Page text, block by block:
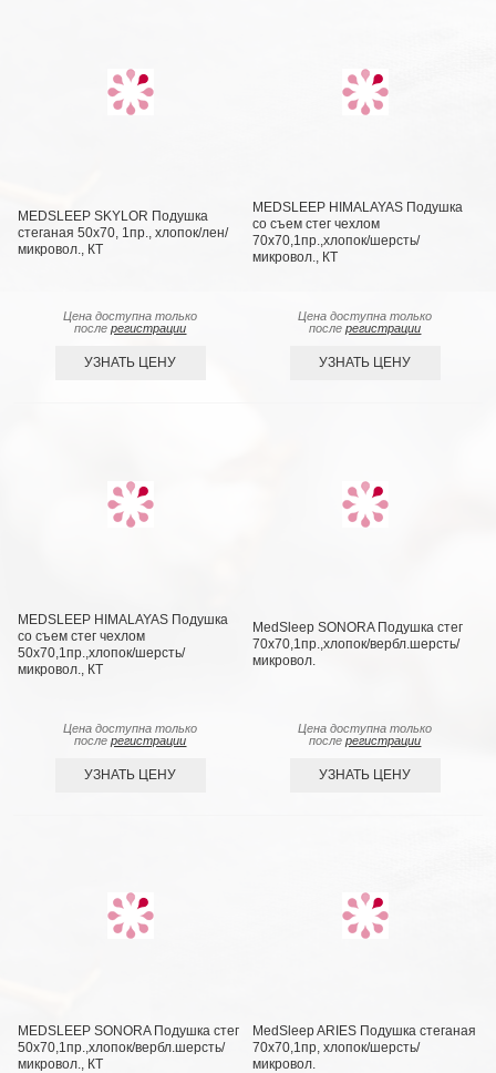
MEDSLEEP SKYLOR Подушка
стеганая 50х70, 1пр., хлопок/лен/
микровол., КТ
Цена доступна только
послерегистрации
УЗНАТЬ ЦЕНУ
MEDSLEEP HIMALAYAS Подушка
со съем стег чехлом
70х70,1пр.,хлопок/шерсть/
микровол., КТ
Цена доступна только
послерегистрации
УЗНАТЬ ЦЕНУ
MEDSLEEP HIMALAYAS Подушка
со съем стег чехлом
50х70,1пр.,хлопок/шерсть/
микровол., КТ
Цена доступна только
послерегистрации
УЗНАТЬ ЦЕНУ
MedSleep SONORA Подушка стег
70х70,1пр.,хлопок/вербл.шерсть/
микровол.
Цена доступна только
послерегистрации
УЗНАТЬ ЦЕНУ
MEDSLEEP SONORA Подушка стег
50х70,1пр.,хлопок/вербл.шерсть/
микровол., КТ
MedSleep ARIES Подушка стеганая
70х70,1пр, хлопок/шерсть/
микровол.